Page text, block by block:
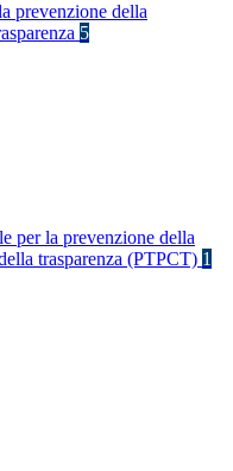
prevenzione della
5
per la prevenzione della
trasparenza (PTPCT) 1